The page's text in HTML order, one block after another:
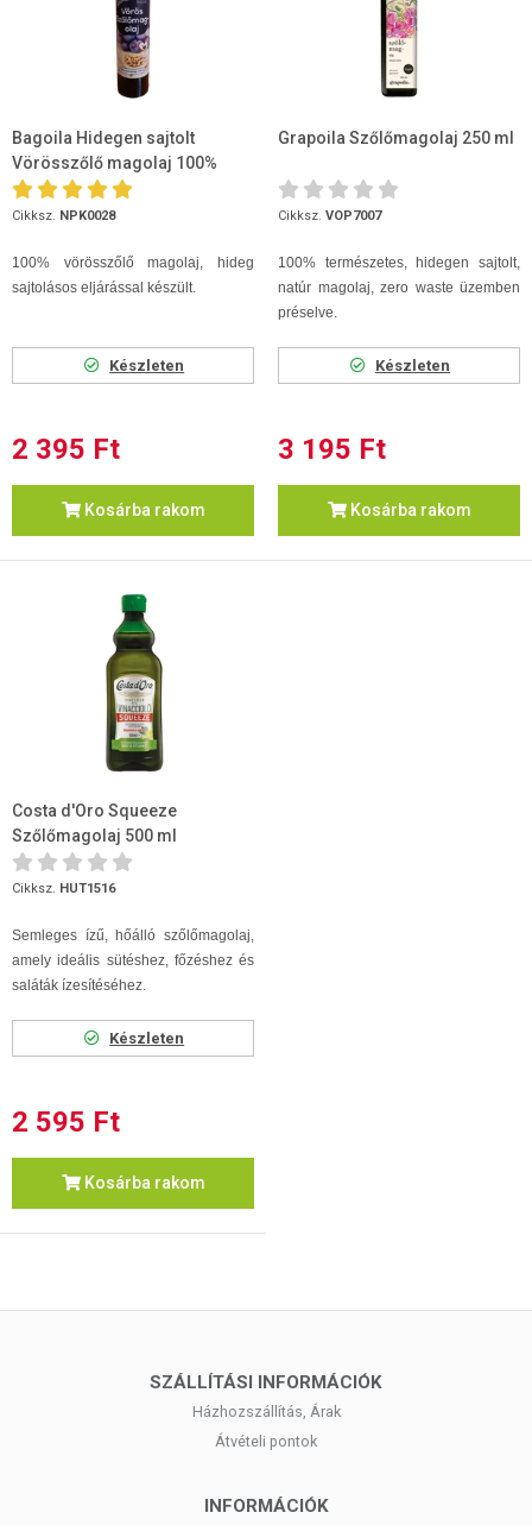
Bagoila Hidegen sajtolt
Vörösszőlő magolaj 100%
250ml
Cikksz. NPK0028
100% vörösszőlő magolaj, hideg
sajtolásos eljárással készült.
Készleten
2 395 Ft
Kosárba rakom
Grapoila Szőlőmagolaj 250 ml
Cikksz. VOP7007
100% természetes, hidegen sajtolt,
natúr magolaj, zero waste üzemben
préselve.
Készleten
3 195 Ft
Kosárba rakom
Costa d'Oro Squeeze
Szőlőmagolaj 500 ml
Cikksz. HUT1516
Semleges ízű, hőálló szőlőmagolaj,
amely ideális sütéshez, főzéshez és
saláták ízesítéséhez.
Készleten
2 595 Ft
Kosárba rakom
SZÁLLÍTÁSI INFORMÁCIÓK
Házhozszállítás, Árak
Átvételi pontok
INFORMÁCIÓK